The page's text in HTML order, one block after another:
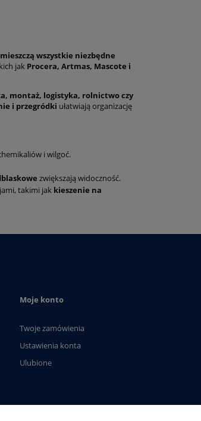
wszystkie niezbędne
jak Procera, Artmas, Mascote i
montaż, logistyka, rolnictwo czy
i przegródki ułatwiają organizację
i wilgoć.
zwiększają widoczność.
takimi jak kieszenie na
Moje konto
Twoje zamówienia
Ustawienia konta
Ulubione